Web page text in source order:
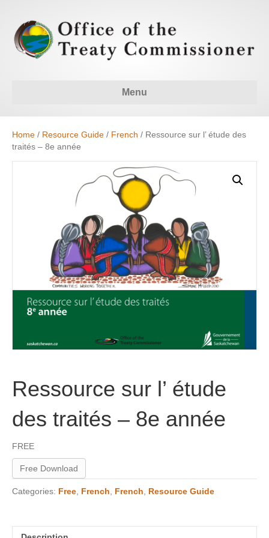
Menu
Home / Resource Guide / French / Ressource sur l’ étude des
traités – 8e année
Ressource sur l’ étude
des traités – 8e année
FREE
Free Download
Categories: Free, French, French, Resource Guide